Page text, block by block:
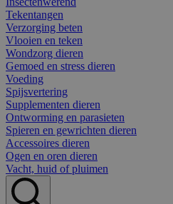
Tekentangen
Verzorging beten
Vlooien en teken
Wondzorg dieren
Gemoed en stress dieren
Voeding
Spijsvertering
Supplementen dieren
Ontworming en parasieten
Spieren en gewrichten dieren
Accessoires dieren
Ogen en oren dieren
Vacht, huid of pluimen